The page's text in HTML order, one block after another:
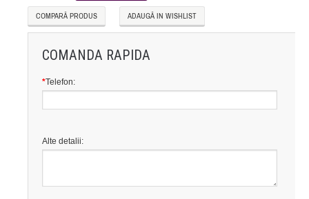
COMPARĂ PRODUS ADAUGĂ IN WISHLIST
COMANDA RAPIDA
*Telefon:
Alte detalii: